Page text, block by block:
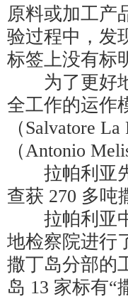
原料或加工产
验过程中，发
标签上没有标
为了更好地
全工作的运作
（Salvatore
（Antonio
拉帕利亚先
查获 270 多吨
拉帕利亚中
地检察院进行
撒丁岛分部的
岛 13 家标有“